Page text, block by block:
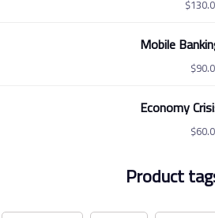
$
Mobile
$
Economy
$
Product